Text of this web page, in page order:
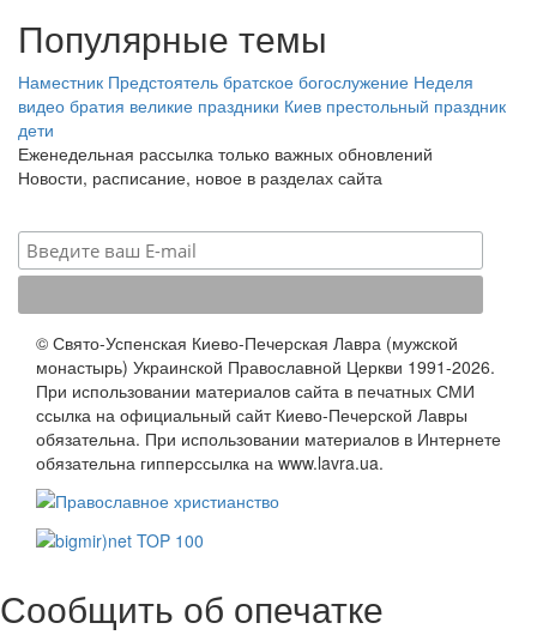
Популярные темы
Наместник Предстоятель братское богослужение Неделя
видео братия великие праздники Киев престольный праздник
дети
Еженедельная рассылка только важных обновлений
Новости, расписание, новое в разделах сайта
© Свято-Успенская Киево-Печерская Лавра (мужской
монастырь) Украинской Православной Церкви 1991-2026.
При использовании материалов сайта в печатных СМИ
ссылка на официальный сайт Киево-Печерской Лавры
обязательна. При использовании материалов в Интернете
обязательна гипперссылка на www.lavra.ua.
Сообщить об опечатке